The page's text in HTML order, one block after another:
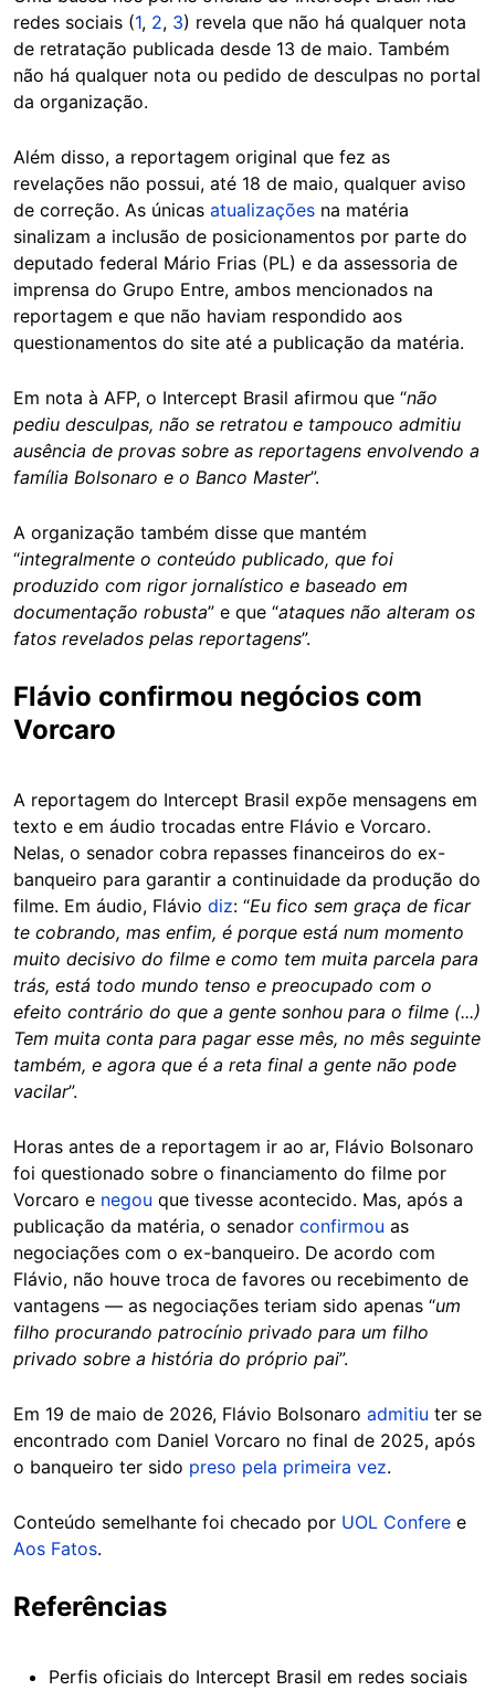
redes sociais (1, 2, 3) revela que não há qualquer nota
de retratação publicada desde 13 de maio. Também
não há qualquer nota ou pedido de desculpas no portal
da organização.
Além disso, a reportagem original que fez as
revelações não possui, até 18 de maio, qualquer aviso
de correção. As únicas atualizações na matéria
sinalizam a inclusão de posicionamentos por parte do
deputado federal Mário Frias (PL) e da assessoria de
imprensa do Grupo Entre, ambos mencionados na
reportagem e que não haviam respondido aos
questionamentos do site até a publicação da matéria.
Em nota à AFP, o Intercept Brasil afirmou que “não
pediu desculpas, não se retratou e tampouco admitiu
ausência de provas sobre as reportagens envolvendo a
família Bolsonaro e o Banco Master”.
A organização também disse que mantém
“integralmente o conteúdo publicado, que foi
produzido com rigor jornalístico e baseado em
documentação robusta” e que “ataques não alteram os
fatos revelados pelas reportagens”.
Flávio confirmou negócios com
Vorcaro
A reportagem do Intercept Brasil expõe mensagens em
texto e em áudio trocadas entre Flávio e Vorcaro.
Nelas, o senador cobra repasses financeiros do ex-
banqueiro para garantir a continuidade da produção do
filme. Em áudio, Flávio diz: “Eu fico sem graça de ficar
te cobrando, mas enfim, é porque está num momento
muito decisivo do filme e como tem muita parcela para
trás, está todo mundo tenso e preocupado com o
efeito contrário do que a gente sonhou para o filme (...)
Tem muita conta para pagar esse mês, no mês seguinte
também, e agora que é a reta final a gente não pode
vacilar”.
Horas antes de a reportagem ir ao ar, Flávio Bolsonaro
foi questionado sobre o financiamento do filme por
Vorcaro e negou que tivesse acontecido. Mas, após a
publicação da matéria, o senador confirmou as
negociações com o ex-banqueiro. De acordo com
Flávio, não houve troca de favores ou recebimento de
vantagens — as negociações teriam sido apenas “um
filho procurando patrocínio privado para um filho
privado sobre a história do próprio pai”.
Em 19 de maio de 2026, Flávio Bolsonaro admitiu ter se
encontrado com Daniel Vorcaro no final de 2025, após
o banqueiro ter sido preso pela primeira vez.
Conteúdo semelhante foi checado por UOL Confere e
Aos Fatos.
Referências
Perfis oficiais do Intercept Brasil em redes sociais